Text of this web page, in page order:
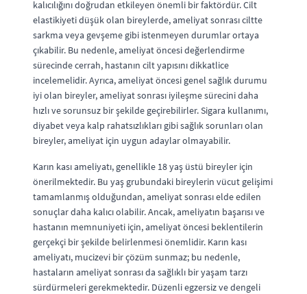
kalıcılığını doğrudan etkileyen önemli bir faktördür. Cilt
elastikiyeti düşük olan bireylerde, ameliyat sonrası ciltte
sarkma veya gevşeme gibi istenmeyen durumlar ortaya
çıkabilir. Bu nedenle, ameliyat öncesi değerlendirme
sürecinde cerrah, hastanın cilt yapısını dikkatlice
incelemelidir. Ayrıca, ameliyat öncesi genel sağlık durumu
iyi olan bireyler, ameliyat sonrası iyileşme sürecini daha
hızlı ve sorunsuz bir şekilde geçirebilirler. Sigara kullanımı,
diyabet veya kalp rahatsızlıkları gibi sağlık sorunları olan
bireyler, ameliyat için uygun adaylar olmayabilir.
Karın kası ameliyatı, genellikle 18 yaş üstü bireyler için
önerilmektedir. Bu yaş grubundaki bireylerin vücut gelişimi
tamamlanmış olduğundan, ameliyat sonrası elde edilen
sonuçlar daha kalıcı olabilir. Ancak, ameliyatın başarısı ve
hastanın memnuniyeti için, ameliyat öncesi beklentilerin
gerçekçi bir şekilde belirlenmesi önemlidir. Karın kası
ameliyatı, mucizevi bir çözüm sunmaz; bu nedenle,
hastaların ameliyat sonrası da sağlıklı bir yaşam tarzı
sürdürmeleri gerekmektedir. Düzenli egzersiz ve dengeli